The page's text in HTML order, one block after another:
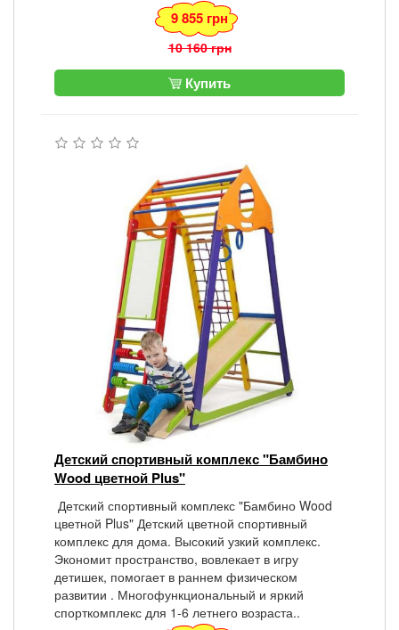
9 855 грн
10 160 грн
Купить
Детский спортивный комплекс "Бамбино
Wood цветной Plus"
Детский спортивный комплекс "Бамбино Wood
цветной Plus" Детский цветной спортивный
комплекс для дома. Высокий узкий комплекс.
Экономит пространство, вовлекает в игру
детишек, помогает в раннем физическом
развитии . Многофункциональный и яркий
спорткомплекс для 1-6 летнего возраста..